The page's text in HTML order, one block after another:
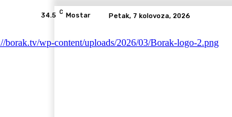
34.5 C Mostar Petak, 7 kolovoza, 2026